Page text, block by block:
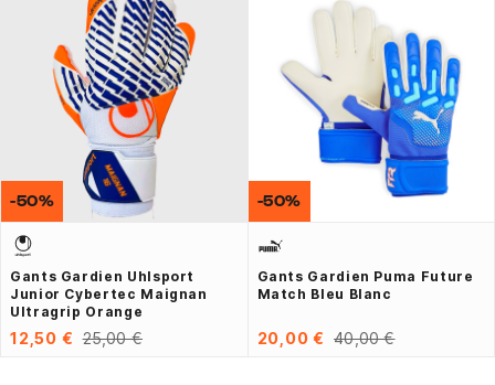
Gants Gardien Uhlsport
Junior Cybertec Maignan
Ultragrip Orange
12,50 € 25,00 €
-50%
Gants Gardien Puma Future
Match Bleu Blanc
20,00 € 40,00 €
-50%